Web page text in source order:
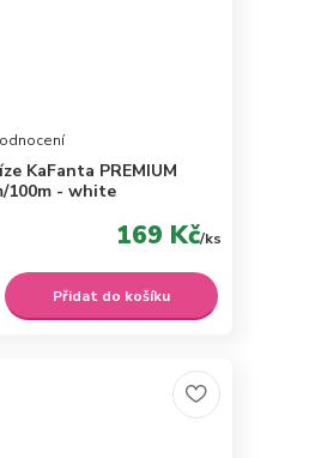
KaFanta PREMIUM
100m - white
169 Kč/ks
Přidat do košíku